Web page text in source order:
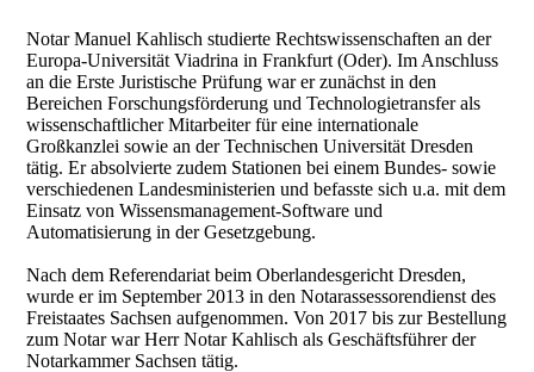
Notar Manuel Kahlisch studierte Rechtswissenschaften an der
Europa-Universität Viadrina in Frankfurt (Oder). Im Anschluss
an die Erste Juristische Prüfung war er zunächst in den
Bereichen Forschungsförderung und Technologietransfer als
wissenschaftlicher Mitarbeiter für eine internationale
Großkanzlei sowie an der Technischen Universität Dresden
tätig. Er absolvierte zudem Stationen bei einem Bundes- sowie
verschiedenen Landesministerien und befasste sich u.a. mit dem
Einsatz von Wissensmanagement-Software und
Automatisierung in der Gesetzgebung.
Nach dem Referendariat beim Oberlandesgericht Dresden,
wurde er im September 2013 in den Notarassessorendienst des
Freistaates Sachsen aufgenommen. Von 2017 bis zur Bestellung
zum Notar war Herr Notar Kahlisch als Geschäftsführer der
Notarkammer Sachsen tätig.